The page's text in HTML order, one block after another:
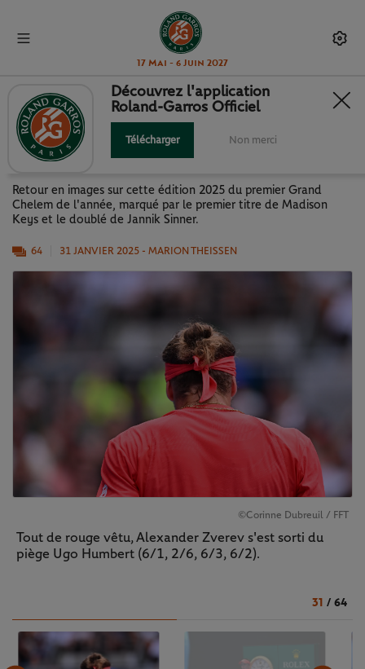
17 Mai - 6 Juin 2027
OPEN D'AUSTRALIE 2025 EN
IMAGES
Retour en images sur cette édition 2025 du premier Grand
Chelem de l'année, marqué par le premier titre de Madison
Keys et le doublé de Jannik Sinner.
64 31 JANVIER 2025 - MARION THEISSEN
©Corinne Dubreuil / FFT
Tout de rouge vêtu, Alexander Zverev s'est sorti du
piège Ugo Humbert (6/1, 2/6, 6/3, 6/2).
31 / 64
Découvrez l'application
Roland-Garros Officiel
Télécharger Non merci